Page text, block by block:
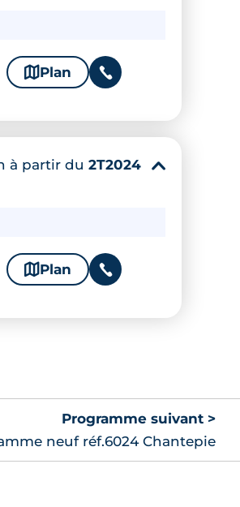
🗞 Plan 📞
à partir du 2T2024 ▾
🗞 Plan 📞
Programme suivant >
neuf réf.6024 Chantepie